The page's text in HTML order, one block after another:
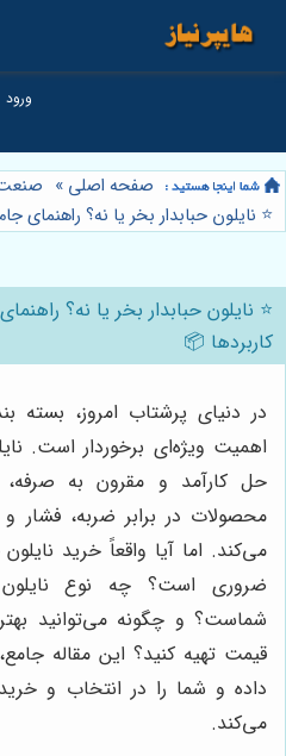
صفحه اصلی »
⭐️ نایلون حبابدار بخر یا نه؟ راهنمای
⭐️ نایلون حبابدار بخر یا نه؟
کاربردها 📦
در دنیای پرشتاب امروز، بسته
اهمیت ویژه‌ای برخوردار است.
حل کارآمد و مقرون به
محصولات در برابر ضربه، فشار
می‌کند. اما آیا واقعاً خرید
ضروری است؟ چه نوع نایلون
شماست؟ و چگونه می‌توانید
قیمت تهیه کنید؟ این مقاله
داده و شما را در انتخاب و
می‌کند.